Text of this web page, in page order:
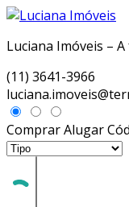
Luciana Imóveis –
(11) 3641-3966
ComprarAlugar